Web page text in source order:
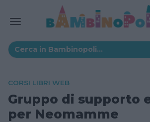
CORSI LIBRI WEB
Gruppo di supporto
per Neomamme